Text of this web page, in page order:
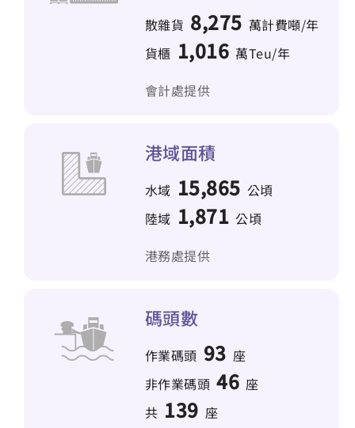
散雜貨 8,275 萬計費噸/年
貨櫃 1,016 萬Teu/年
會計處提供
港域面積
水域 15,865 公頃
陸域 1,871 公頃
港務處提供
碼頭數
作業碼頭 93 座
非作業碼頭 46 座
共 139 座